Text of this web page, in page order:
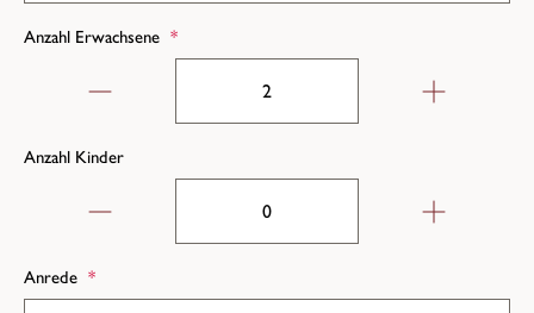
Anzahl Erwachsene *
Anzahl Kinder
Anrede *